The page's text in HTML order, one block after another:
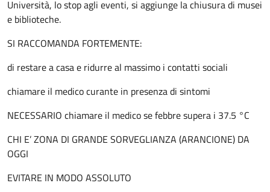
Università, lo stop agli eventi, si aggiunge la chiusura di musei
e biblioteche.
SI RACCOMANDA FORTEMENTE:
di restare a casa e ridurre al massimo i contatti sociali
chiamare il medico curante in presenza di sintomi
NECESSARIO chiamare il medico se febbre supera i 37.5 °C
CHI E’ ZONA DI GRANDE SORVEGLIANZA (ARANCIONE) DA
OGGI
EVITARE IN MODO ASSOLUTO